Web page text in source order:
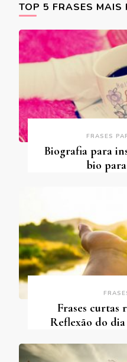
TOP 5 FRASES MAIS
FRASES
Biografia para
bio
Frases curtas
Reflexão do